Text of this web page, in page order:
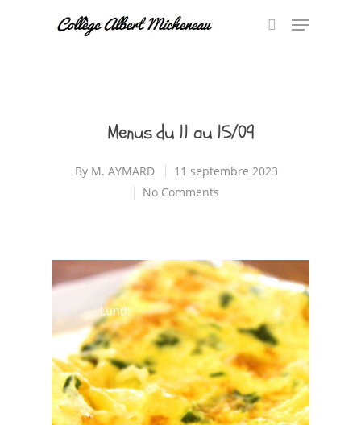
Menus du 11 au 15/09
By M. AYMARD
11 septembre 2023
No Comments
Lundi
Salade de pâtes
Omelette aux pommes de
terre
Ratatouille